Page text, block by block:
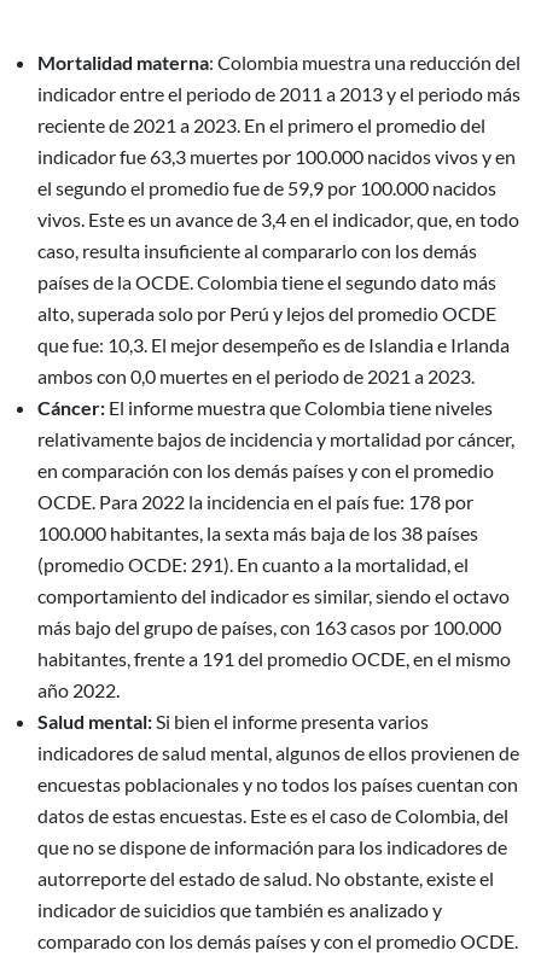
Mortalidad materna: Colombia muestra una reducción del
indicador entre el periodo de 2011 a 2013 y el periodo más
reciente de 2021 a 2023. En el primero el promedio del
indicador fue 63,3 muertes por 100.000 nacidos vivos y en
el segundo el promedio fue de 59,9 por 100.000 nacidos
vivos. Este es un avance de 3,4 en el indicador, que, en todo
caso, resulta insuficiente al compararlo con los demás
países de la OCDE. Colombia tiene el segundo dato más
alto, superada solo por Perú y lejos del promedio OCDE
que fue: 10,3. El mejor desempeño es de Islandia e Irlanda
ambos con 0,0 muertes en el periodo de 2021 a 2023.
Cáncer: El informe muestra que Colombia tiene niveles
relativamente bajos de incidencia y mortalidad por cáncer,
en comparación con los demás países y con el promedio
OCDE. Para 2022 la incidencia en el país fue: 178 por
100.000 habitantes, la sexta más baja de los 38 países
(promedio OCDE: 291). En cuanto a la mortalidad, el
comportamiento del indicador es similar, siendo el octavo
más bajo del grupo de países, con 163 casos por 100.000
habitantes, frente a 191 del promedio OCDE, en el mismo
año 2022.
Salud mental:Si bien el informe presenta varios
indicadores de salud mental, algunos de ellos provienen de
encuestas poblacionales y no todos los países cuentan con
datos de estas encuestas. Este es el caso de Colombia, del
que no se dispone de información para los indicadores de
autorreporte del estado de salud. No obstante, existe el
indicador de suicidios que también es analizado y
comparado con los demás países y con el promedio OCDE.